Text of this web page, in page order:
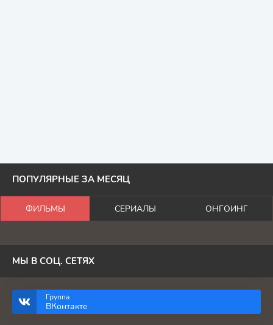
ПОПУЛЯРНЫЕ ЗА МЕСЯЦ
ФИЛЬМЫ СЕРИАЛЫ ОНГОИНГ
МЫ В СОЦ. СЕТЯХ
Группа
ВКонтакте